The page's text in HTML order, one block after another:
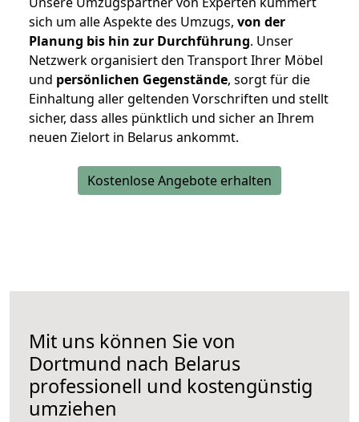
sich um alle Aspekte des Umzugs, von der
Planung bis hin zur Durchführung. Unser
Netzwerk organisiert den Transport Ihrer Möbel
und persönlichen Gegenstände, sorgt für die
Einhaltung aller geltenden Vorschriften und stellt
sicher, dass alles pünktlich und sicher an Ihrem
neuen Zielort in Belarus ankommt.
Kostenlose Angebote erhalten
Mit uns können Sie von
Dortmund nach Belarus
professionell und kostengünstig
umziehen